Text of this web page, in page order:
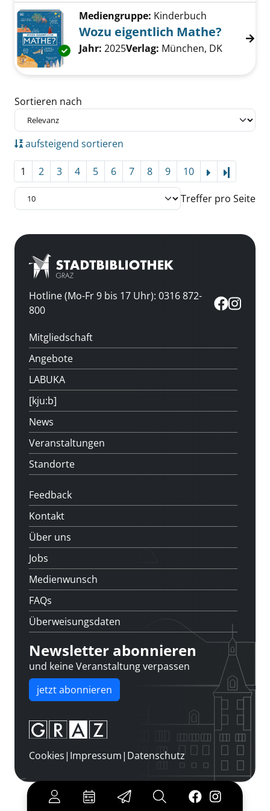
Exemplar-Details von Wozu eigentlich
Mediengruppe: Kinderbuch
Wozu eigentlich Mathe?
Suche nach diesem Verfasser
Jahr: 2025Verlag: München, DK
Zu den Suchfiltern springen
Sortieren nach
aufsteigend sortieren
1 2 3 4 5 6 7 8 9 10
Treffer pro Seite
Hotline (Mo-Fr 9 bis 17 Uhr): 0316 872-
800
Mitgliedschaft
Angebote
LABUKA
[kju:b]
News
Veranstaltungen
Standorte
Feedback
Kontakt
Über uns
Jobs
Medienwunsch
FAQs
Überweisungsdaten
Newsletter abonnieren
und keine Veranstaltung verpassen
jetzt abonnieren
Cookies| Impressum| Datenschutz